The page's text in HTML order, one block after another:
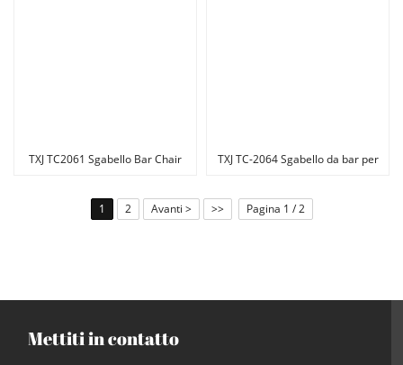
TXJ TC2061 Sgabello Bar Chair
TXJ TC-2064 Sgabello da bar per
1 2 Avanti > >> Pagina 1 / 2
Mettiti in contatto